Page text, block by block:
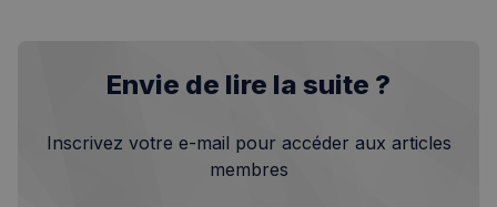
Envie de lire la suite ?
Inscrivez votre e-mail pour accéder aux articles
membres